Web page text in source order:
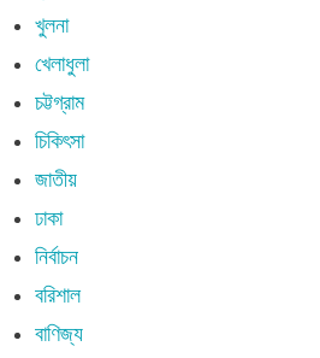
খুলনা
খেলাধুলা
চট্টগ্রাম
চিকিৎসা
জাতীয়
ঢাকা
নির্বাচন
বরিশাল
বাণিজ্য